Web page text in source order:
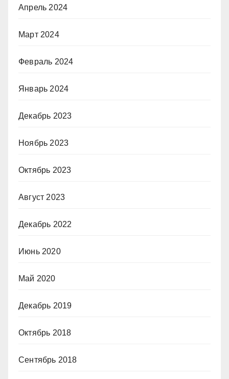
Апрель 2024
Март 2024
Февраль 2024
Январь 2024
Декабрь 2023
Ноябрь 2023
Октябрь 2023
Август 2023
Декабрь 2022
Июнь 2020
Май 2020
Декабрь 2019
Октябрь 2018
Сентябрь 2018